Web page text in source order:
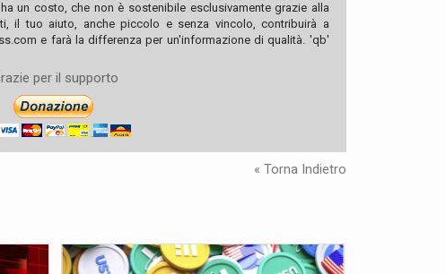
un costo, che non è sostenibile esclusivamente grazie alla
il tuo aiuto, anche piccolo e senza vincolo, contribuirà a
e farà la differenza per un'informazione di qualità. 'qb'
per il supporto
« Torna Indietro